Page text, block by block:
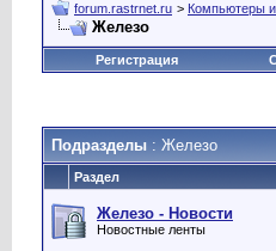
forum.rastrnet.ru > Компьютеры
Железо
Регистрация
Подразделы : Железо
Раздел
Железо - Новости
Новостные ленты